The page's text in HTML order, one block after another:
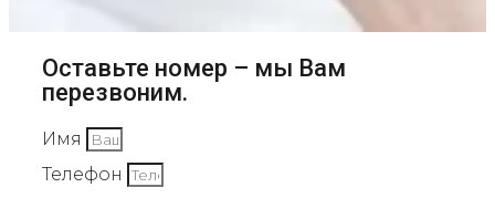
Оставьте номер – мы Вам
перезвоним.
Имя
Телефон